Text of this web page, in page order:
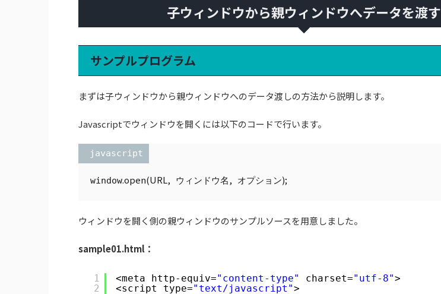
子ウィンドウから親ウィンドウへデータを渡す
サンプルプログラム
まずは子ウィンドウから親ウィンドウへのデータ渡しの方法から説明します。
Javascriptでウィンドウを開くには以下のコードで行います。
javascript
window.open(URL, ウィンドウ名 , オプション);
ウィンドウを開く側の親ウィンドウのサンプルソースを用意しました。
sample01.html：
1
2
<meta http-equiv="content-type" charset="utf-8">
<script type="text/javascript">